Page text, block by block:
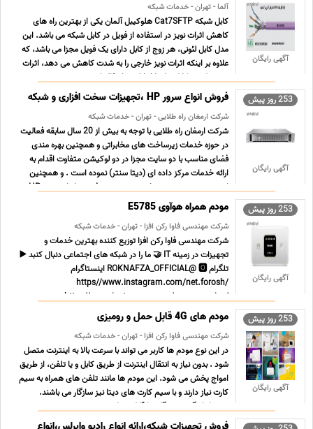
آگهی رایگان
آلما - تهران - خدمات شبکه
کابل شبکه Cat7SFTP هلوکیبل آلمان یکی از بهترین راه های
کاهش اثرات نویز در استفاده از فویل در کابل شبکه می باشد. این
مدل کابل لئونی، هر زوج از کابل دارای یک فویل مجزا می باشد، که
علاوه بر اینکه اثرات نویز خارجی را به شدت کاهش می دهد، اثرات
بر هم کنش کابل ها و اختلال در انتقال امو ... ...
253 روز پیش
آگهی رایگان
فروش انواع سرور HP ،تجهیزات سخت افزاری و شبکه
شرکت ارمغان راه طلایی - تهران - خدمات شبکه
شرکت ارمغان راه طلایی با توجه به بیش از 20 سال سابقه فعالیت
در حوزه خدمات زیرساخت های مخابراتی و همچنین بهره مندی
فضای مناسب با دو سایت مجزا در دو لوکیشن متفاوت اقدام به
ارائه خدمات مرکز داده ای (دیتا سنتر) نموده است . و همچنین
253 روز پیش
آگهی رایگان
مودم همراه هوآوی E5785
شرکت مهندسی فاوا رکن افزا - تهران - خدمات شبکه
شرکت مهندسی فاوا رکن افزا توزیع کننده بهترین خدمات و
تجهیزات در زمینه IT 🤝 ما را در شبکه های اجتماعی دنبال کنبد ▶️
تلگرام ROKNAFZA_OFFICIAL@ 🅾️ اینستاگرام
https//www.instagram.com/net.forosh/
https//www.instagram.com/racan_service/
... ...
253 روز پیش
آگهی رایگان
مودم های 4G قابل حمل و رومیزی
شرکت مهندسی فاوا رکن افزا - تهران - خدمات شبکه
در این نوع مودم ها کاربر می تواند با سرعت بالا به اینترنت متصل
شود . بدون نیاز به انتقال اینترنت از طریق کابل و یا تلفن، از طریق
امواج پخش می شود. این مودم ها مانند تلفن های همراه به سیم
کارت نیاز دارند و با سیم کارت های دیتا نیز سازگار می باشند.
معمولا اینگونه دستگاه ها قابل حمل ... ...